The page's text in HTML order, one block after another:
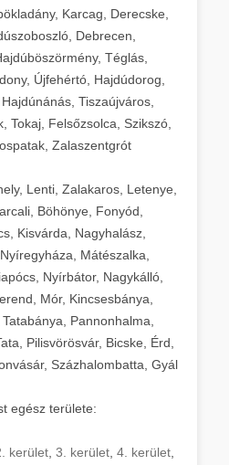
Karcag, Derecske,
Debrecen,
Téglás,
Újfehértó, Hajdúdorog,
Tiszaújváros,
Tokaj, Felsőzsolca, Szikszó,
Zalaszentgrót
Lenti, Zalakaros, Letenye,
Böhönye, Fonyód,
Kisvárda, Nagyhalász,
Mátészalka,
Nyírbátor, Nagykálló,
Mór, Kincsesbánya,
Pannonhalma,
Pilisvörösvár, Bicske, Érd,
Százhalombatta, Gyál
egész területe:
kerület 3. kerület 4. kerület